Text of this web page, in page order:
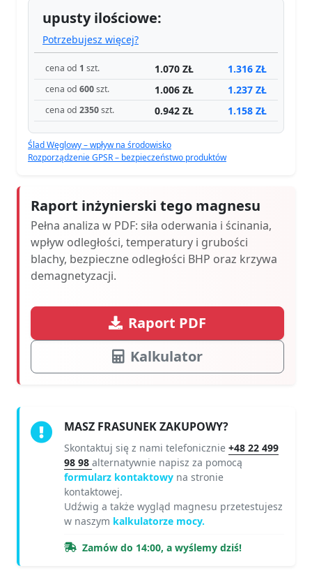
upusty ilościowe:
Potrzebujesz więcej?
cena od 1 szt. 1.070 ZŁ 1.316 ZŁ
cena od 600szt. 1.006 ZŁ 1.237 ZŁ
cena od 2350szt. 0.942 ZŁ 1.158 ZŁ
Ślad Węglowy – wpływ na środowisko
Rozporządzenie GPSR – bezpieczeństwo produktów
Raport inżynierski tego magnesu
Pełna analiza w PDF: siła oderwania i ścinania,
wpływ odległości, temperatury i grubości
blachy, bezpieczne odległości BHP oraz krzywa
demagnetyzacji.
Raport PDF
Kalkulator
MASZ FRASUNEK ZAKUPOWY?
Skontaktuj się z nami telefonicznie +48 22 499
98 98 alternatywnie napisz za pomocą
formularz kontaktowy na stronie
kontaktowej.
Udźwig a także wygląd magnesu przetestujesz
w naszym kalkulatorze mocy.
Zamów do 14:00, a wyślemy dziś!